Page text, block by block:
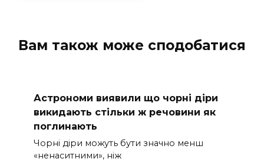
Вам також може сподобатися
Астрономи виявили що чорні діри
викидають стільки ж речовини як
поглинають
Чорні діри можуть бути значно менш
«ненаситними», ніж